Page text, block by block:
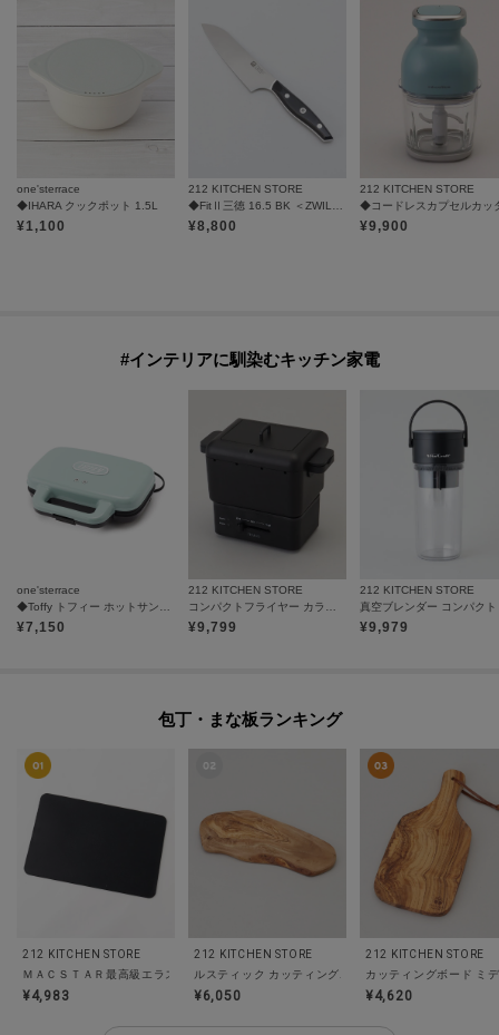
one'sterrace
◆IHARA クックポット 1.5L
¥1,100
212 KITCHEN STORE
◆FitⅡ三徳 16.5 BK ＜ZWILLING ツヴィリング＞
¥8,800
212 KITCHEN STORE
¥9,900
#インテリアに馴染むキッチン家電
one'sterrace
¥7,150
212 KITCHEN STORE
¥9,799
212 KITCHEN STORE
¥9,979
包丁・まな板ランキング
212 KITCHEN STORE
ＭＡＣＳＴＡＲ最高級エラストマーまな板ＢＬＡＣＫ
¥4,983
212 KITCHEN STORE
ルスティック カッティングボード 32cm
¥6,050
212 KITCHEN STORE
カッティングボード ミ
¥4,620